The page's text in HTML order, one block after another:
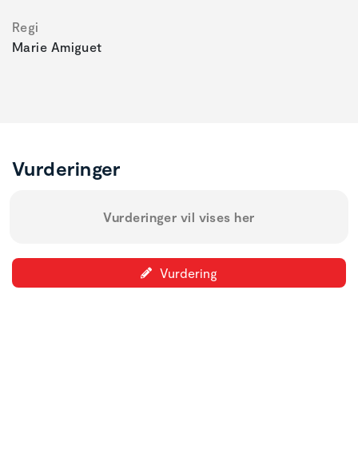
Regi
Marie Amiguet
Vurderinger
Vurderinger vil vises her
Vurdering